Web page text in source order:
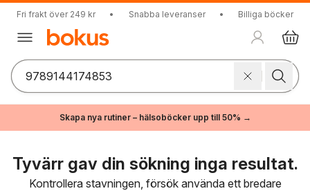
Fri frakt över 249 kr • Snabba leveranser • Billiga böcker
Skapa nya rutiner – hälsoböcker upp till 50% →
Tyvärr gav din sökning inga resultat.
Kontrollera stavningen, försök använda ett bredare